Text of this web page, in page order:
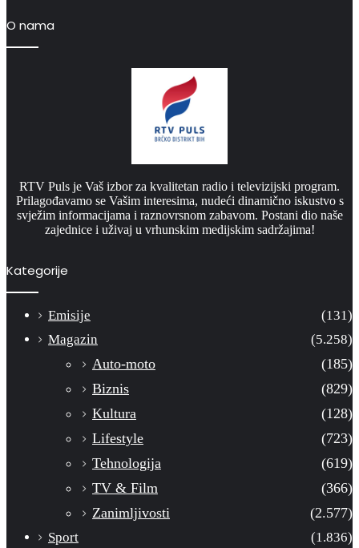
O nama
RTV Puls je Vaš izbor za kvalitetan radio i televizijski program.
Prilagođavamo se Vašim interesima, nudeći dinamično iskustvo s
svježim informacijama i raznovrsnom zabavom. Postani dio naše
zajednice i uživaj u vrhunskim medijskim sadržajima!
Kategorije
Emisije
(131)
Magazin
(5.258)
Auto-moto
(185)
Biznis
(829)
Kultura
(128)
Lifestyle
(723)
Tehnologija
(619)
TV & Film
(366)
Zanimljivosti
(2.577)
Sport
(1.836)